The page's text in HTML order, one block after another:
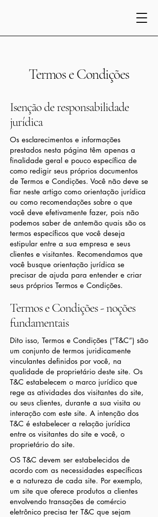
Termos e Condições
Isenção de responsabilidade
jurídica
Os esclarecimentos e informações
prestados nesta página têm apenas a
finalidade geral e pouco específica de
como redigir seus próprios documentos
de Termos e Condições. Você não deve se
fiar neste artigo como orientação jurídica
ou como recomendações sobre o que
você deve efetivamente fazer, pois não
podemos saber de antemão quais são os
termos específicos que você deseja
estipular entre a sua empresa e seus
clientes e visitantes. Recomendamos que
você busque orientação jurídica se
precisar de ajuda para entender e criar
seus próprios Termos e Condições.
Termos e Condições - noções
fundamentais
Dito isso, Termos e Condições (“T&C”) são
um conjunto de termos juridicamente
vinculantes definidos por você, na
qualidade de proprietário deste site. Os
T&C estabelecem o marco jurídico que
rege as atividades dos visitantes do site,
ou seus clientes, durante a sua visita ou
interação com este site. A intenção dos
T&C é estabelecer a relação jurídica
entre os visitantes do site e você, o
proprietário do site.
OS T&C devem ser estabelecidos de
acordo com as necessidades específicas
e a natureza de cada site. Por exemplo,
um site que oferece produtos a clientes
envolvendo transações de comércio
eletrônico precisa ter T&C que sejam